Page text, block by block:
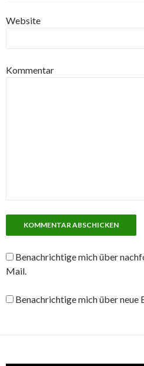
Website
Kommentar
Benachrichtige mich über
Mail.
Benachrichtige mich über neue